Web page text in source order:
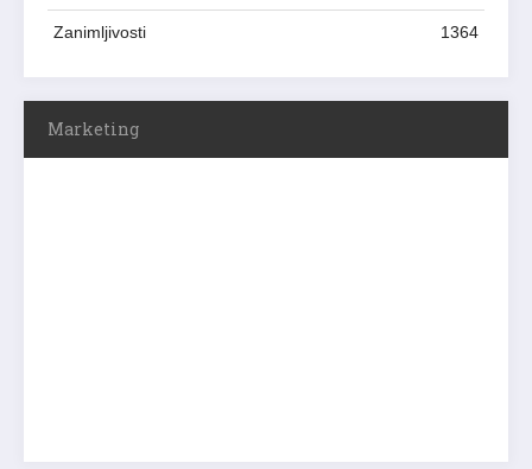
Zanimljivosti 1364
Marketing